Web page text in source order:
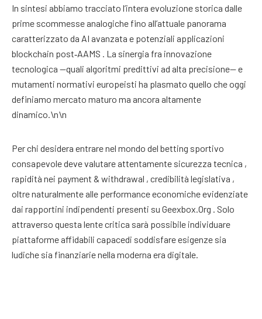
In sintesi abbiamo tracciato l’intera evoluzione storica dalle
prime scommesse analogiche fino all’attuale panorama
caratterizzato da AI avanzata e potenziali applicazioni
blockchain post‑AAMS . La sinergia fra innovazione
tecnologica —quali algoritmi predittivi ad alta precisione— e
mutamenti normativi europeisti ha plasmato quello che oggi
definiamo mercato maturo ma ancora altamente
dinamico.\n\n
Per chi desidera entrare nel mondo del betting sportivo
consapevole deve valutare attentamente sicurezza tecnica ,
rapidità nei payment & withdrawal , credibilità legislativa ,
oltre naturalmente alle performance economiche evidenziate
dai rapportini indipendenti presenti su Geexbox.Org . Solo
attraverso questa lente critica sarà possibile individuare
piattaforme affidabili capacedi soddisfare esigenze sia
ludiche sia finanziarie nella moderna era digitale.​